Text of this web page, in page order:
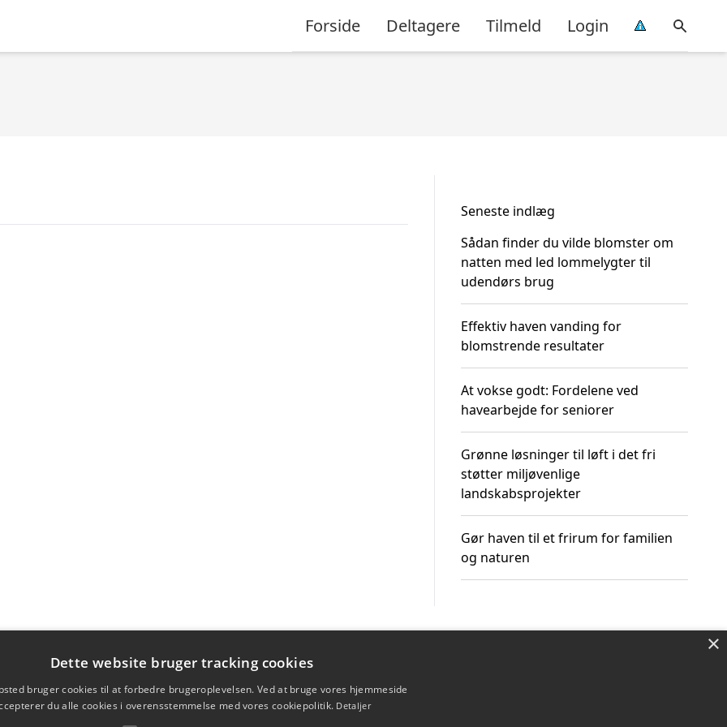
Forside Deltagere Tilmeld Login
Seneste indlæg
Sådan finder du vilde blomster om
natten med led lommelygter til
udendørs brug
Effektiv haven vanding for
blomstrende resultater
At vokse godt: Fordelene ved
havearbejde for seniorer
Grønne løsninger til løft i det fri
støtter miljøvenlige
landskabsprojekter
Gør haven til et frirum for familien
og naturen
×
Dette website bruger tracking cookies
bruger cookies til at forbedre brugeroplevelsen. Ved at bruge vores hjemmeside
du alle cookies i overensstemmelse med vores cookiepolitik. Detaljer